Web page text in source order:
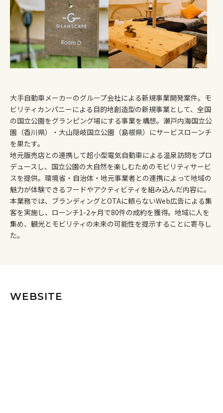
大手自動車メーカーのグループ会社による新規事業開発案件。モ
ビリティカンパニーによる目的地創造型の新規事業として、全国
の国立公園をグランピング場にする事業を構想。瀬戸内海国立公
園（香川県）・大山隠岐国立公園（島根県）にサービスローンチ
を果たす。
地元販売店との連携して超小型電気自動車による温泉訪問をプロ
デュースし、国立公園の大自然を楽しむためのモビリティサービ
スを提供。環境省・自治体・地元事業者との連携によって地域の
魅力が体験できるフードやアクティビティを組み込んだ内容に。
本業務では、ブランディングとOTAに頼らないWeb広告による集
客を実施し、ローンチ1-2ヶ月で80件の成約を獲得。地域に人を
集め、観光とモビリティの未来の可能性を提示することに寄与し
た。
WEBSITE